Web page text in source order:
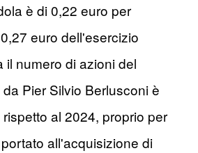
è di 0,22 euro per
euro dell'esercizio
il numero di azioni del
Pier Silvio Berlusconi è
al 2024, proprio per
all'acquisizione di